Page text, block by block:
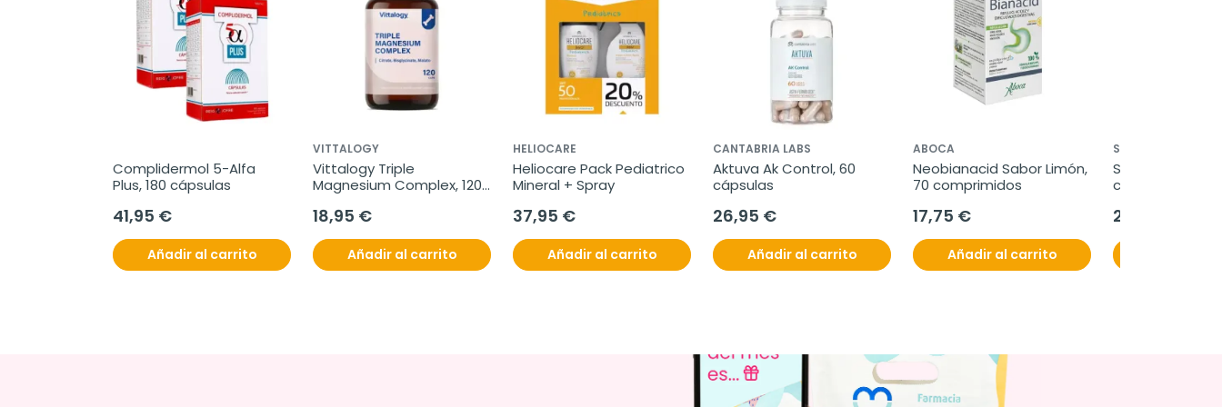
Complidermol 5-Alfa
Plus, 180 cápsulas
41,95 €
Añadir al carrito
VITTALOGY
Vittalogy Triple
Magnesium Complex, 120
18,95 €
Añadir al carrito
HELIOCARE
Heliocare Pack Pediatrico
Mineral + Spray
37,95 €
Añadir al carrito
CANTABRIA LABS
Aktuva Ak Control, 60
cápsulas
26,95 €
Añadir al carrito
ABOCA
Neobianacid Sabor Limón,
70 comprimidos
17,75 €
Añadir al carrito
SUPERLATIVA
Superlativa
cápsulas
26,90 €